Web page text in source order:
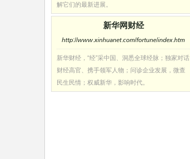
解它们的最新进展。
新华网财经
http://www.xinhuanet.com/fortune/index.htm
新华财经，“经”采中国、洞悉全球经脉；独家对话
财经高官、携手领军人物；问诊企业发展，微查
民生民情；权威新华，影响时代。